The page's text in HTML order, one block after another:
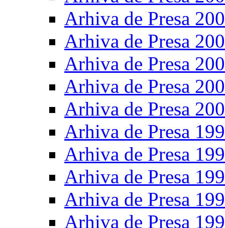
Arhiva de Presa
Arhiva de Presa
Arhiva de Presa
Arhiva de Presa
Arhiva de Presa
Arhiva de Presa
Arhiva de Presa
Arhiva de Presa
Arhiva de Presa
Arhiva de Presa